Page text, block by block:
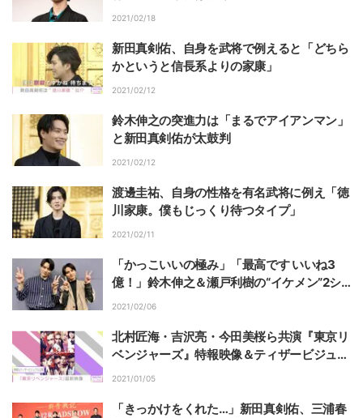
2021/02/18
新田真剣佑、自身を武将で例えると「どちら
かというと信長系よりの家康」
2021/02/12
鈴木伸之の突進力は「まるでアイアンマン」
と新田真剣佑が太鼓判
2021/02/12
渡邊圭祐、自身の性格を有名武将に例え「徳
川家康。僕もじっくり待つタイプ」
2021/02/11
「かっこいいの極み」「最高です いいね3
億！」鈴木伸之＆瀬戸利樹の“イケメン”2シ
ョットにファン絶賛
2021/02/06
北村匠海・吉沢亮・今田美桜ら共演『東京リ
ベンジャーズ』特報映像＆ティザービジュア
ル公開！
2021/01/05
「きっかけをくれた…」新田真剣佑、三浦春